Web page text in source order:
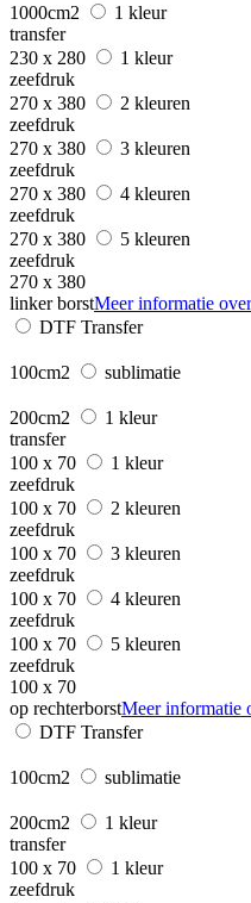
1000cm2
1 kleur
transfer
230 x 280
1 kleur
zeefdruk
270 x 380
2 kleuren
zeefdruk
270 x 380
3 kleuren
zeefdruk
270 x 380
4 kleuren
zeefdruk
270 x 380
5 kleuren
zeefdruk
270 x 380
linker borstMeer informatie
DTF Transfer
100cm2 sublimatie
200cm2
1 kleur
transfer
100 x 70
1 kleur
zeefdruk
100 x 70
2 kleuren
zeefdruk
100 x 70
3 kleuren
zeefdruk
100 x 70
4 kleuren
zeefdruk
100 x 70
5 kleuren
zeefdruk
100 x 70
op rechterborstMeer informatie
DTF Transfer
100cm2 sublimatie
200cm2
1 kleur
transfer
100 x 70
1 kleur
zeefdruk